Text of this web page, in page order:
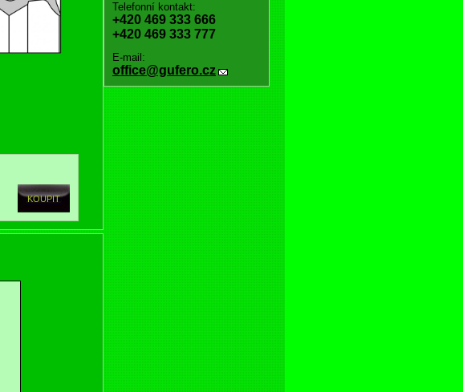
Telefonní kontakt:
+420 469 333 666
+420 469 333 777
E-mail:
office@gufero.cz